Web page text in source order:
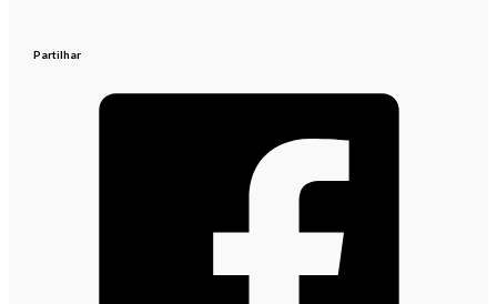
Partilhar